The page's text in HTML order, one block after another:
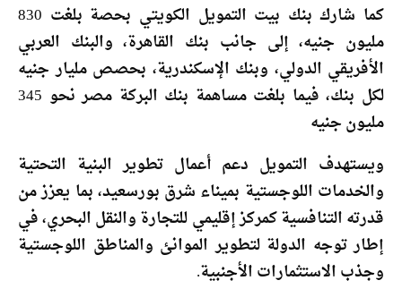
كما شارك بنك بيت التمويل الكويتي بحصة بلغت 830
مليون جنيه، إلى جانب بنك القاهرة، والبنك العربي
الأفريقي الدولي، وبنك الإسكندرية، بحصص مليار جنيه
لكل بنك، فيما بلغت مساهمة بنك البركة مصر نحو 345
مليون جنيه
ويستهدف التمويل دعم أعمال تطوير البنية التحتية
والخدمات اللوجستية بميناء شرق بورسعيد، بما يعزز من
قدرته التنافسية كمركز إقليمي للتجارة والنقل البحري، في
إطار توجه الدولة لتطوير الموانئ والمناطق اللوجستية
وجذب الاستثمارات الأجنبية.